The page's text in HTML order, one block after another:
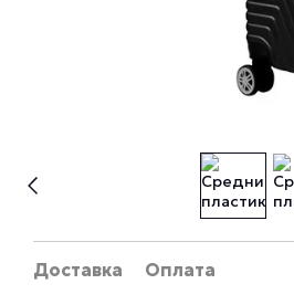
Доставка Оплата